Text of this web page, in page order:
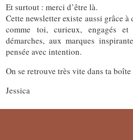
Et surtout : merci d’être là.
Cette newsletter existe aussi grâce
comme toi, curieux, engagés
démarches, aux marques
pensée avec intention.
On se retrouve très vite dans ta
Jessica